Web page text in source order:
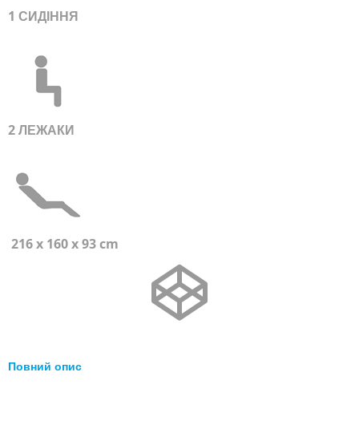
1 СИДІННЯ
2 ЛЕЖАКИ
216 x 160 x 93 cm
Повний опис